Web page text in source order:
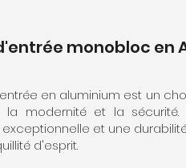
monobloc en
en aluminium est un
la modernité et la sécurité.
et une
d'esprit.